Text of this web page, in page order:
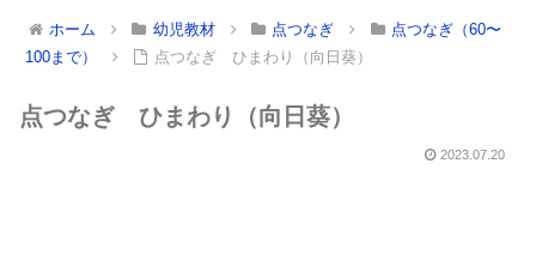
ホーム 幼児教材 点つなぎ
点つなぎ（60〜
100まで）
点つなぎ ひまわり（向日葵）
点つなぎ ひまわり（向日葵）
2023.07.20